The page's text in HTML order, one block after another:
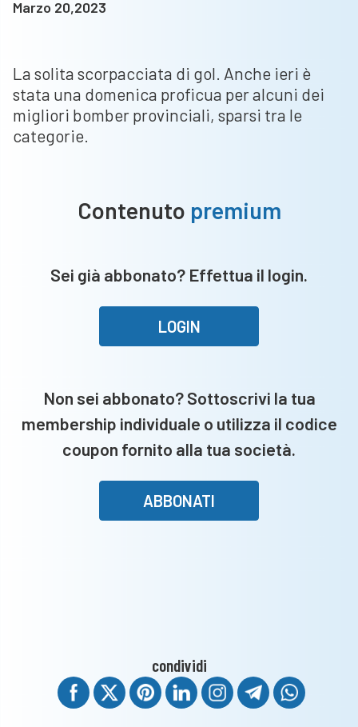
Marzo 20,2023
La solita scorpacciata di gol. Anche ieri è
stata una domenica proficua per alcuni dei
migliori bomber provinciali, sparsi tra le
categorie.
Contenuto premium
Sei già abbonato? Effettua il login.
LOGIN
Non sei abbonato? Sottoscrivi la tua
membership individuale o utilizza il codice
coupon fornito alla tua società.
ABBONATI
condividi